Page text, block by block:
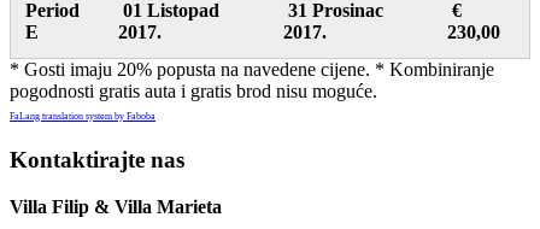
Period
E
01 Listopad
2017.
31 Prosinac
2017.
€
230,00
* Gosti imaju 20% popusta na navedene cijene. * Kombiniranje
pogodnosti gratis auta i gratis brod nisu moguće.
FaLang translation system by Faboba
Kontaktirajte nas
Villa Filip & Villa Marieta